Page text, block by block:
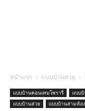
หน้าแรก แบบบ้านสวย
แบบบ้านคอนเทมโพรารี่ แบบ
แบบบ้านสวย
แบบบ้านสามห้อ